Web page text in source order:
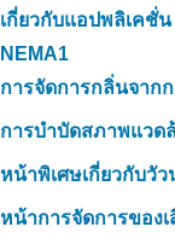
เกี่ยวกับแอปพลิเคชั่น
NEMA1
การจัดการกลิ่นจากก
การบำบัดสภาพแวด
หน้าพิเศษเกี่ยวกับวัว
หน้าการจัดการของเ